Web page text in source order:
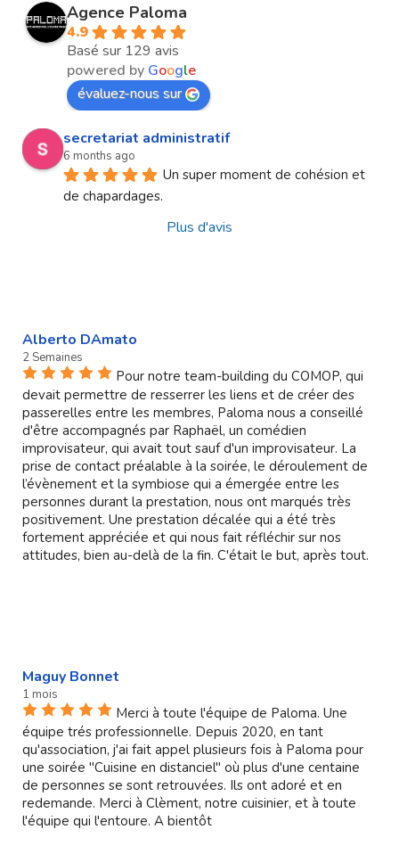
Agence Paloma
4.9
Basé sur 129 avis
powered by Google
évaluez-nous sur
secretariat administratif
6 months ago
Un super moment de cohésion et
de chapardages.
Plus d'avis
Alberto DAmato
2 Semaines
Pour notre team-building du COMOP, qui
devait permettre de resserrer les liens et de créer des
passerelles entre les membres, Paloma nous a conseillé
d'être accompagnés par Raphaël, un comédien
improvisateur, qui avait tout sauf d'un improvisateur. La
prise de contact préalable à la soirée, le déroulement de
l’évènement et la symbiose qui a émergée entre les
personnes durant la prestation, nous ont marqués très
positivement. Une prestation décalée qui a été très
fortement appréciée et qui nous fait réfléchir sur nos
attitudes, bien au-delà de la fin. C'était le but, après tout.
Maguy Bonnet
1 mois
Merci à toute l'équipe de Paloma. Une
équipe trés professionnelle. Depuis 2020, en tant
qu'association, j'ai fait appel plusieurs fois à Paloma pour
une soirée "Cuisine en distanciel" où plus d'une centaine
de personnes se sont retrouvées. Ils ont adoré et en
redemande. Merci à Clèment, notre cuisinier, et à toute
l'équipe qui l'entoure. A bientôt